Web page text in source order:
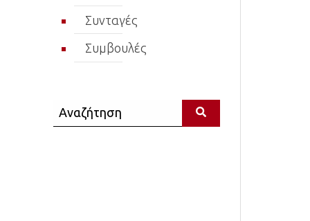
Συνταγές
Συμβουλές
Αναζήτηση